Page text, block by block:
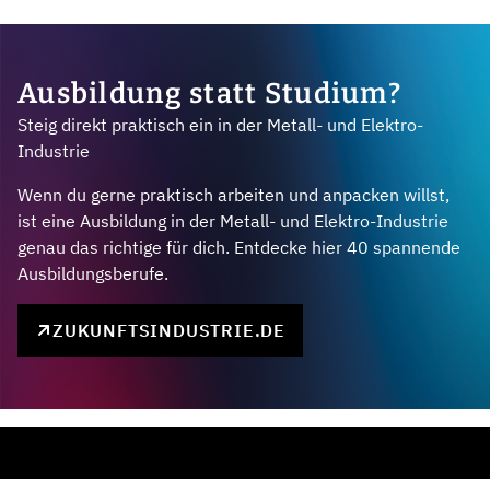
Ausbildung statt Studium?
Steig direkt praktisch ein in der Metall- und Elektro-
Industrie
Wenn du gerne praktisch arbeiten und anpacken willst,
ist eine Ausbildung in der Metall- und Elektro-Industrie
genau das richtige für dich. Entdecke hier 40 spannende
Ausbildungsberufe.
ZUKUNFTSINDUSTRIE.DE